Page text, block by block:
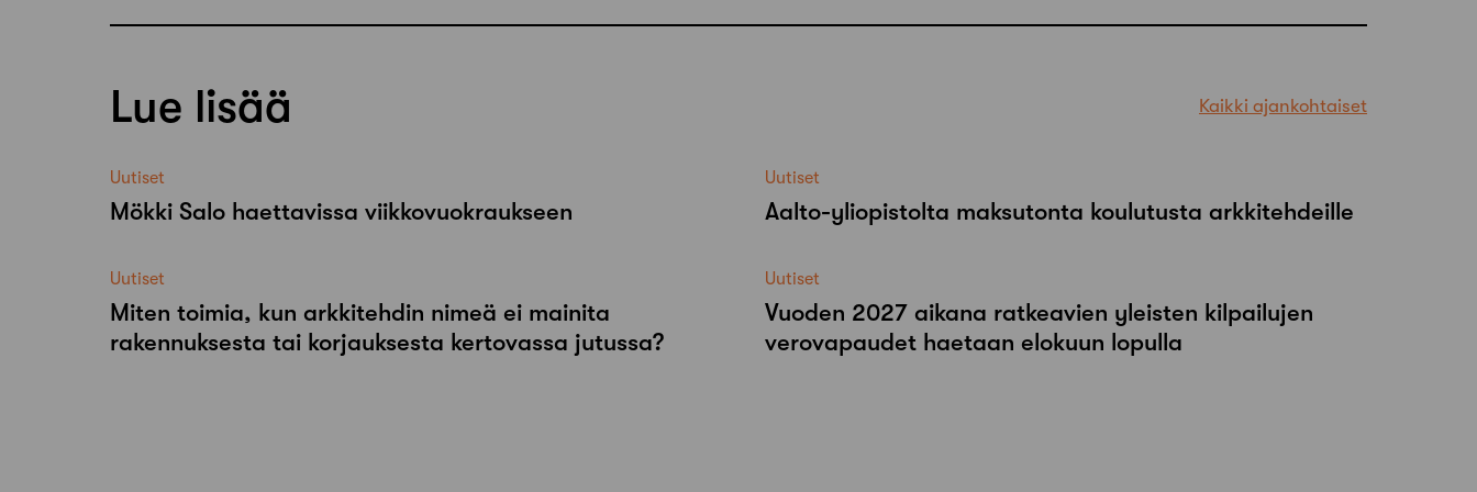
Lue lisää Kaikki ajankohtaiset
Uutiset
Mökki Salo haettavissa viikkovuokraukseen
Uutiset
Aalto-​yliopistolta maksutonta koulutusta arkkitehdeille
Uutiset
Miten toimia, kun arkkitehdin nimeä ei mainita
rakennuksesta tai korjauksesta kertovassa jutussa?
Uutiset
Vuoden 2027 aikana ratkeavien yleisten kilpailujen
verovapaudet haetaan elokuun lopulla